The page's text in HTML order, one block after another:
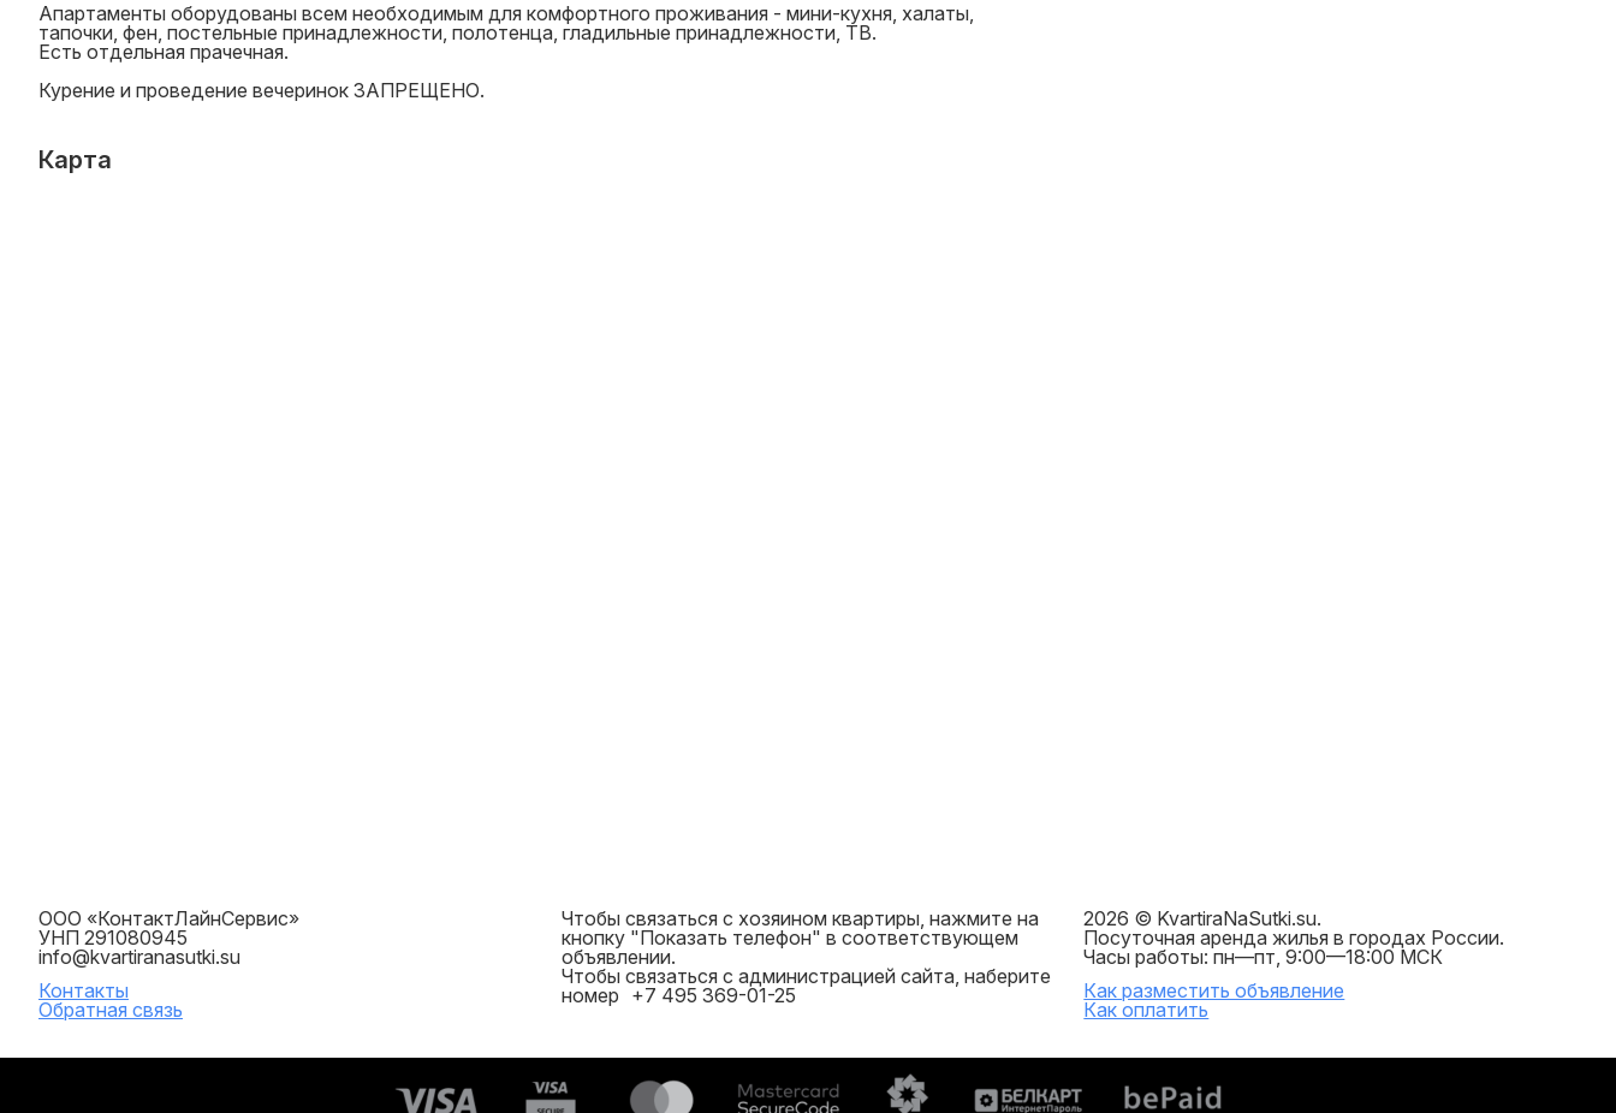
Апартаменты оборудованы всем необходимым для комфортного проживания - мини-кухня, халаты,
тапочки, фен, постельные принадлежности, полотенца, гладильные принадлежности, ТВ.
Есть отдельная прачечная.
Курение и проведение вечеринок ЗАПРЕЩЕНО.
Карта
ООО «КонтактЛайнСервис»
УНП 291080945
info@kvartiranasutki.su
Контакты
Обратная связь
Чтобы связаться с хозяином квартиры, нажмите на
кнопку "Показать телефон" в соответствующем
объявлении.
Чтобы связаться с администрацией сайта, наберите
номер +7 495 369-01-25
2026 © KvartiraNaSutki.su.
Посуточная аренда жилья в городах России.
Часы работы: пн—пт, 9:00—18:00 МСК
Как разместить объявление
Как оплатить